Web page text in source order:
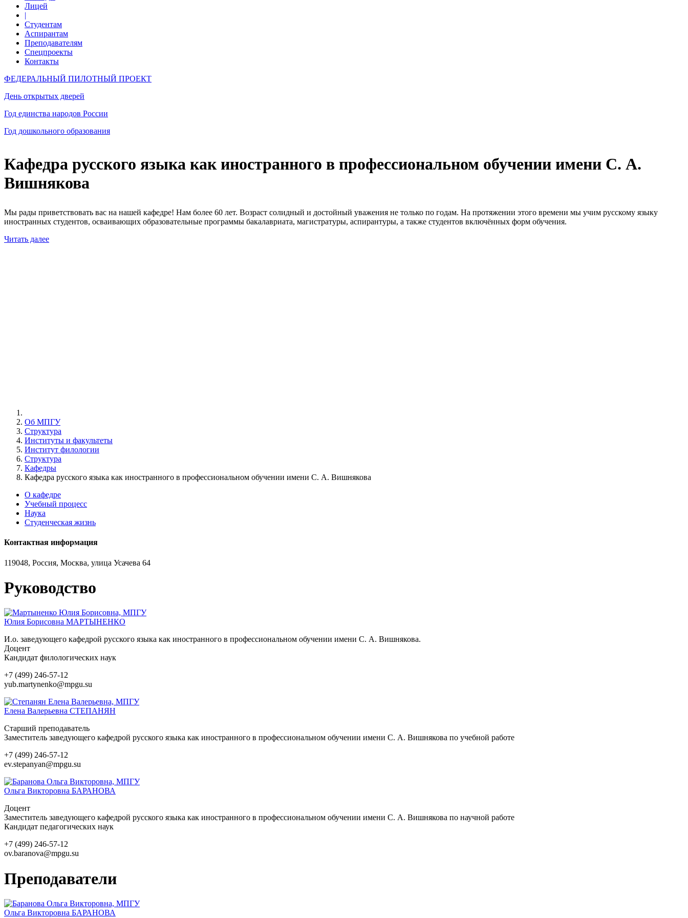
Лицей
|
Студентам
Аспирантам
Преподавателям
Спецпроекты
Контакты
ФЕДЕРАЛЬНЫЙ ПИЛОТНЫЙ ПРОЕКТ
День открытых дверей
Год единства народов России
Год дошкольного образования
Кафедра русского языка как иностранного в профессиональном обучении имени С. А.
Вишнякова
Мы рады приветствовать вас на нашей кафедре! Нам более 60 лет. Возраст солидный и достойный уважения не только по годам. На протяжении этого времени мы учим русскому языку
иностранных студентов, осваивающих образовательные программы бакалавриата, магистратуры, аспирантуры, а также студентов включённых форм обучения.
Читать далее
Об МПГУ
Структура
Институты и факультеты
Институт филологии
Структура
Кафедры
Кафедра русского языка как иностранного в профессиональном обучении имени С. А. Вишнякова
О кафедре
Учебный процесс
Наука
Студенческая жизнь
Контактная информация
119048, Россия, Москва, улица Усачева 64
Руководство
Юлия Борисовна МАРТЫНЕНКО
И.о. заведующего кафедрой русского языка как иностранного в профессиональном обучении имени С. А. Вишнякова.
Доцент
Кандидат филологических наук
+7 (499) 246-57-12
yub.martynenko@mpgu.su
Елена Валерьевна СТЕПАНЯН
Старший преподаватель
Заместитель заведующего кафедрой русского языка как иностранного в профессиональном обучении имени С. А. Вишнякова по учебной работе
+7 (499) 246-57-12
ev.stepanyan@mpgu.su
Ольга Викторовна БАРАНОВА
Доцент
Заместитель заведующего кафедрой русского языка как иностранного в профессиональном обучении имени С. А. Вишнякова по научной работе
Кандидат педагогических наук
+7 (499) 246-57-12
ov.baranova@mpgu.su
Преподаватели
Ольга Викторовна БАРАНОВА